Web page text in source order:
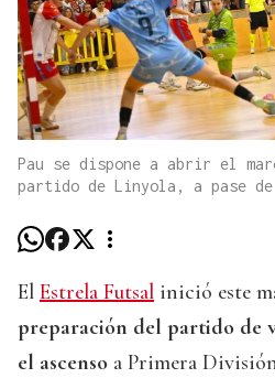
Pau se dispone a abrir el
partido de Linyola, a pase
El Estrela Futsal inició este
preparación del partido de
el ascenso a Primera